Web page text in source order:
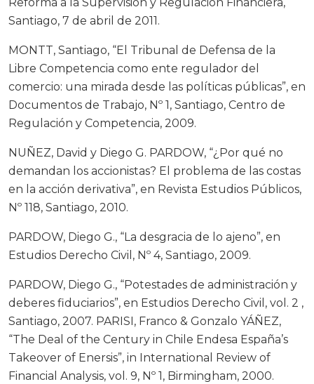
Santiago, 7 de abril de 2011.
MONTT, Santiago, “El Tribunal de Defensa de la
Libre Competencia como ente regulador del
comercio: una mirada desde las políticas públicas”, en
Documentos de Trabajo, Nº 1, Santiago, Centro de
Regulación y Competencia, 2009.
NUÑEZ, David y Diego G. PARDOW, “¿Por qué no
demandan los accionistas? El problema de las costas
en la acción derivativa”, en Revista Estudios Públicos,
Nº 118, Santiago, 2010.
PARDOW, Diego G., “La desgracia de lo ajeno”, en
Estudios Derecho Civil, Nº 4, Santiago, 2009.
PARDOW, Diego G., “Potestades de administración y
deberes fiduciarios”, en Estudios Derecho Civil, vol. 2 ,
Santiago, 2007. PARISI, Franco & Gonzalo YÁÑEZ,
“The Deal of the Century in Chile Endesa España’s
Takeover of Enersis”, in International Review of
Financial Analysis, vol. 9, Nº 1, Birmingham, 2000.